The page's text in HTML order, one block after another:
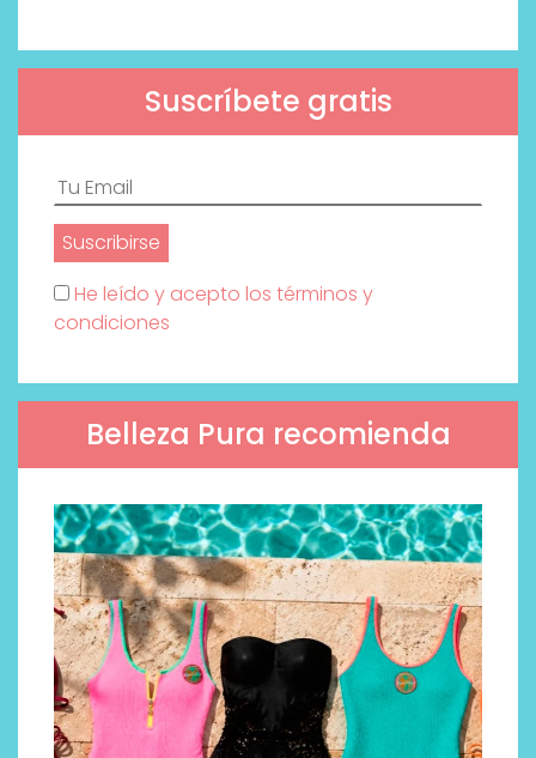
Suscríbete gratis
He leído y acepto los términos y
condiciones
Belleza Pura recomienda